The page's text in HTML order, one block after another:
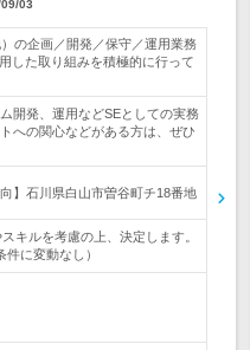
03
の企画／開発／保守／運用業務
した取り組みを積極的に行って
開発、運用などSEとしての実務
への関心などがある方は、ぜひ
】石川県白山市曽谷町チ18番地
キルを考慮の上、決定します。
に変動なし）